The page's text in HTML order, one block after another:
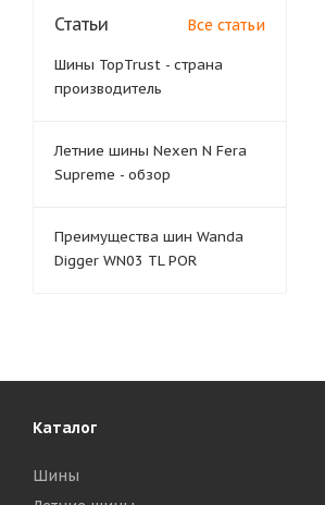
Статьи Все статьи
Шины TopTrust - страна
производитель
Летние шины Nexen N Fera
Supreme - обзор
Преимущества шин Wanda
Digger WN03 TL POR
Каталог
Шины